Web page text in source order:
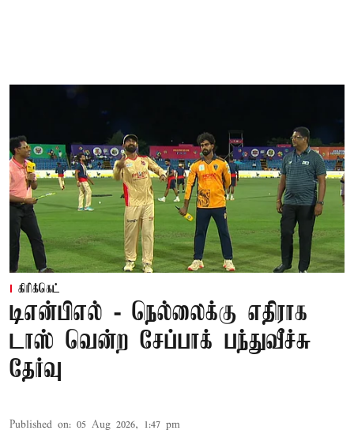
கிரிக்கெட்
டிஎன்பிஎல் - நெல்லைக்கு எதிராக
டாஸ் வென்ற சேப்பாக் பந்துவீச்சு
தேர்வு
Published on: 05 Aug 2026, 1:47 pm